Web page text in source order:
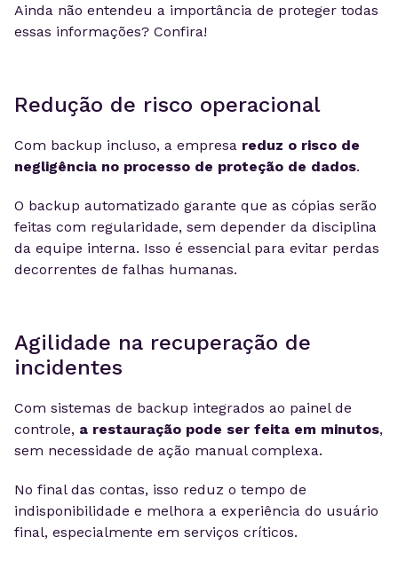
Ainda não entendeu a importância de proteger todas
essas informações? Confira!
Redução de risco operacional
Com backup incluso, a empresa reduz o risco de
negligência no processo de proteção de dados.
O backup automatizado garante que as cópias serão
feitas com regularidade, sem depender da disciplina
da equipe interna. Isso é essencial para evitar perdas
decorrentes de falhas humanas.
Agilidade na recuperação de
incidentes
Com sistemas de backup integrados ao painel de
controle, a restauração pode ser feita em minutos,
sem necessidade de ação manual complexa.
No final das contas, isso reduz o tempo de
indisponibilidade e melhora a experiência do usuário
final, especialmente em serviços críticos.